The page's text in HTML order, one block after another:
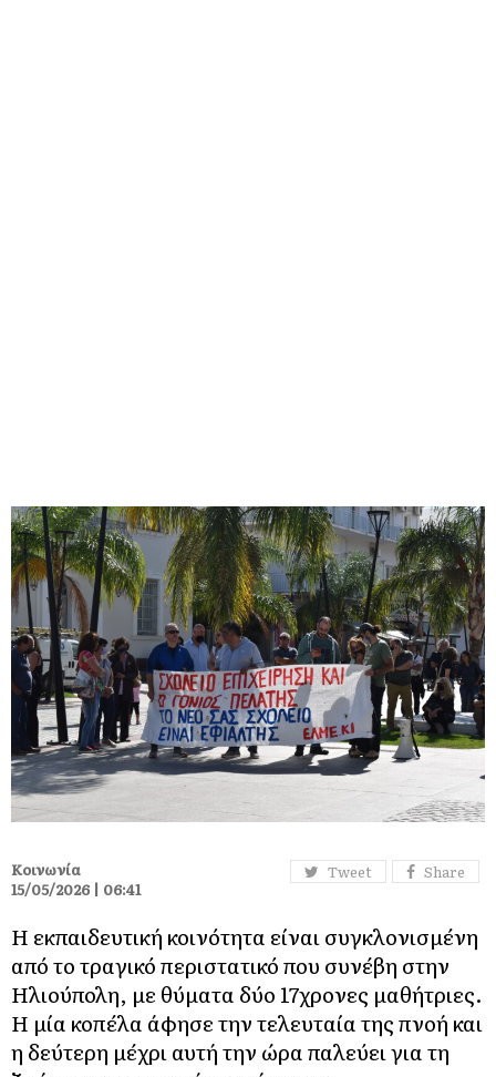
Tweet Share
Κοινωνία
15/05/2026 | 06:41
Η εκπαιδευτική κοινότητα είναι συγκλονισμένη
από το τραγικό περιστατικό που συνέβη στην
Ηλιούπολη, με θύματα δύο 17χρονες μαθήτριες.
Η μία κοπέλα άφησε την τελευταία της πνοή και
η δεύτερη μέχρι αυτή την ώρα παλεύει για τη